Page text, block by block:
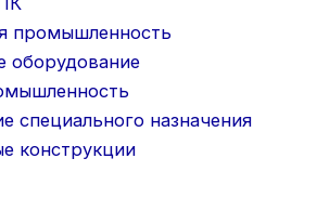
промышленность
оборудование
специального назначения
конструкции